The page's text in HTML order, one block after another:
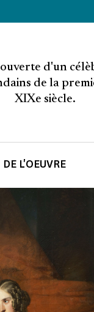
d'un
de la
XIXe siècle.
L'OEUVRE